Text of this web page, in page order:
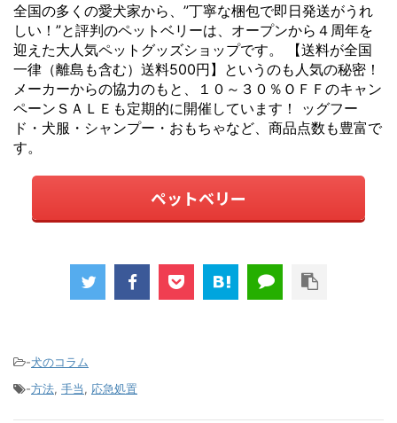
全国の多くの愛犬家から、”丁寧な梱包で即日発送がうれ
しい！”と評判のペットベリーは、オープンから４周年を
迎えた大人気ペットグッズショップです。 【送料が全国
一律（離島も含む）送料500円】というのも人気の秘密！
メーカーからの協力のもと、１０～３０％ＯＦＦのキャン
ペーンＳＡＬＥも定期的に開催しています！ ッグフー
ド・犬服・シャンプー・おもちゃなど、商品点数も豊富で
す。
ペットベリー
-犬のコラム
-方法, 手当, 応急処置